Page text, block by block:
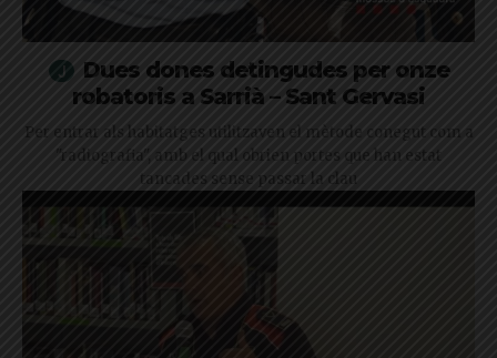
Dues dones detingudes per onze
robatoris a Sarrià – Sant Gervasi
Per entrar als habitatges utilitzaven el mètode conegut com a
"radiografia", amb el qual obrien portes que han estat
tancades sense passar la clau